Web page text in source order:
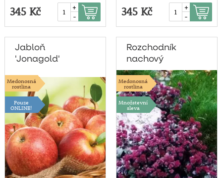
345 Kč
+
-
345 Kč
+
-
Jabloň
'Jonagold'
Medonosná
rostlina
Pouze
ONLINE!
Rozchodník
nachový
Medonosná
rostlina
Množstevní
sleva